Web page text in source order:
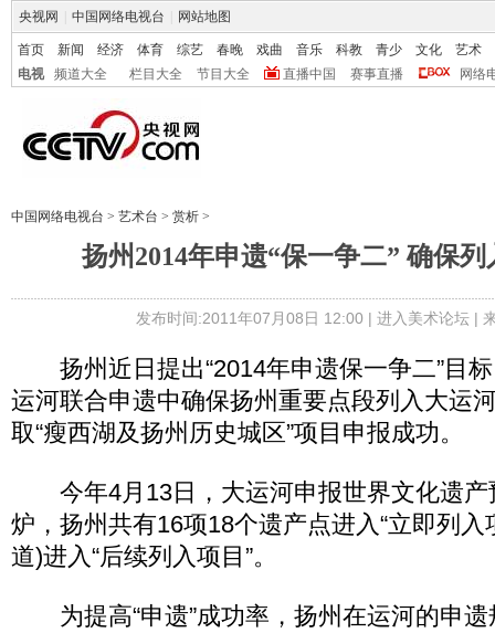
央视网 中国网络电视台 网站地图
首页 新闻 经济 体育 综艺 春晚 戏曲 音乐 科教 青少 文化
艺术
电视
频道大全 栏目大全 节目大全 直播中国 赛事直播 网络
中国网络电视台 > 艺术台 > 赏析 >
扬州2014年申遗“保一争二” 确保
发布时间:2011年07月08日 12:00 | 进入美术论坛|
扬州近日提出“2014年申遗保一争二”目
运河联合申遗中确保扬州重要点段列入大运
取“瘦西湖及扬州历史城区”项目申报成功。
今年4月13日，大运河申报世界文化遗产
炉，扬州共有16项18个遗产点进入“立即列入
道)进入“后续列入项目”。
为提高“申遗”成功率，扬州在运河的申遗